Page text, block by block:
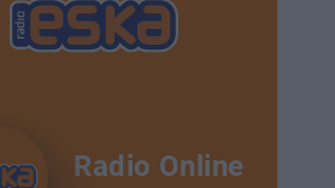
Radio Online